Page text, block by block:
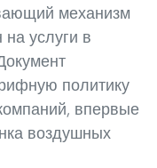
механизм
услуги в
политику
впервые
воздушных